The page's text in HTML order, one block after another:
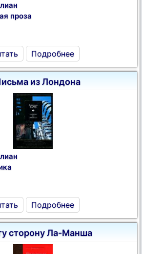
проза
Подробнее
из Лондона
Подробнее
сторону Ла-Манша